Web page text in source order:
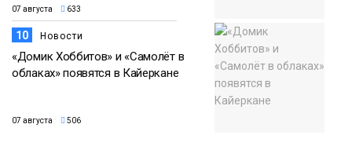
07 августа 633
10 Новости
«Домик Хоббитов» и «Самолёт в
облаках» появятся в Кайеркане
07 августа 506